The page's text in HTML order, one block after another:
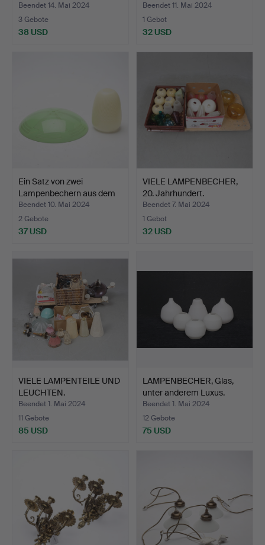
Beendet 14. Mai 2024
3 Gebote
38 USD
Beendet 11. Mai 2024
1 Gebot
32 USD
Ein Satz von zwei
Lampenbechern aus dem
20…
Beendet 10. Mai 2024
2 Gebote
37 USD
VIELE LAMPENBECHER,
20. Jahrhundert.
Beendet 7. Mai 2024
1 Gebot
32 USD
VIELE LAMPENTEILE UND
LEUCHTEN.
Beendet 1. Mai 2024
11 Gebote
85 USD
LAMPENBECHER, Glas,
unter anderem Luxus.
Beendet 1. Mai 2024
12 Gebote
75 USD